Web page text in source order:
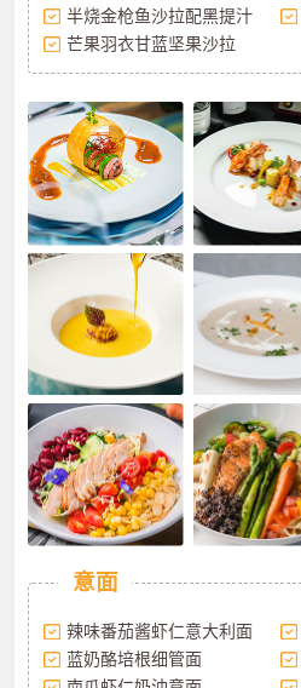
半烧金枪鱼沙拉配黑提汁
芒果羽衣甘蓝坚果沙拉
意面
辣味番茄酱虾仁意大利面
蓝奶酪培根细管面